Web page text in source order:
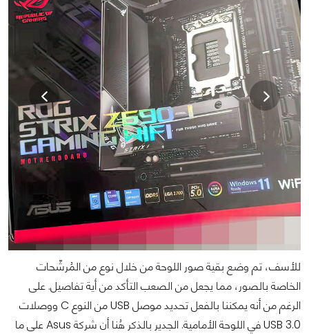
للأسف، تم وضع بقية صور اللوحة من خلال نوع من المُرشّحات
الخاصة بالصور، مما يجعل من الصعب التأكد من أية تفاصيل. على
الرغم من أنه يمكننا بالفعل تحديد موصل USB من النوع C ووصلات
USB 3.0 في اللوحة الأمامية.
الجدير بالذكر هُنا أن شركة Asus على ما